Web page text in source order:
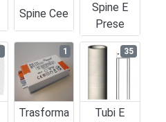
Spine Cee
Spine E
Prese
Trasforma
1
Tubi E
35